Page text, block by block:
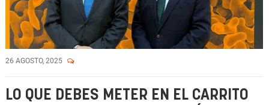
26 AGOSTO, 2025
LO QUE DEBES METER EN EL CARRITO